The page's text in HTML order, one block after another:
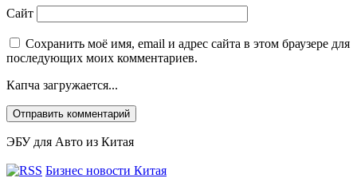
Сайт
Сохранить моё имя, email и адрес сайта в этом браузере для
последующих моих комментариев.
Капча загружается...
ЭБУ для Авто из Китая
Бизнес новости Китая